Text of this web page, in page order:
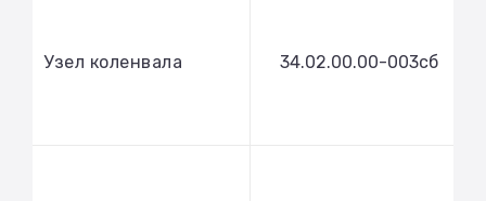
Узел коленвала 34.02.00.00-003сб